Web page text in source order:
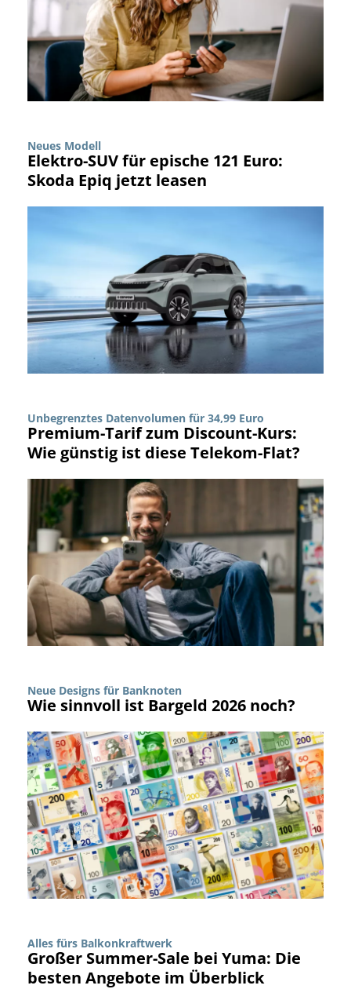
Neues Modell
Elektro-SUV für epische 121 Euro:
Skoda Epiq jetzt leasen
Unbegrenztes Datenvolumen für 34,99 Euro
Premium-Tarif zum Discount-Kurs:
Wie günstig ist diese Telekom-Flat?
Neue Designs für Banknoten
Wie sinnvoll ist Bargeld 2026 noch?
Alles fürs Balkonkraftwerk
Großer Summer-Sale bei Yuma: Die
besten Angebote im Überblick